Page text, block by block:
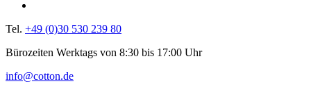
Tel. +49 (0)30 530 239 80
Bürozeiten Werktags von 8:30 bis 17:00 Uhr
info@cotton.de